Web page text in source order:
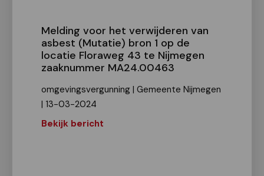
Melding voor het verwijderen van
asbest (Mutatie) bron 1 op de
locatie Floraweg 43 te Nijmegen
zaaknummer MA24.00463
omgevingsvergunning | Gemeente Nijmegen
| 13-03-2024
Bekijk bericht